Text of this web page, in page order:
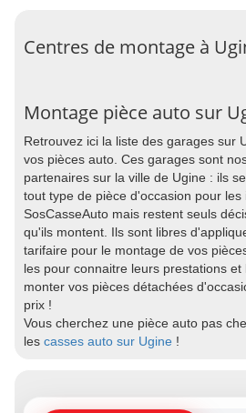
Centres de montage à
Montage pièce auto sur
Retrouvez ici la liste des garages sur
vos pièces auto. Ces garages sont
partenaires sur la ville de Ugine : ils
tout type de pièce d'occasion pour les
SosCasseAuto mais restent seuls
qu'ils montent. Ils sont libres
tarifaire pour le montage de vos
les pour connaitre leurs prestations
monter vos pièces détachées
prix !
Vous cherchez une pièce auto pas
les casses auto sur Ugine !